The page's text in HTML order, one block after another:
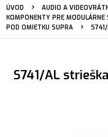
ÚVOD AUDIO A
KOMPONENTY PRE
POD OMIETKU SUPRA
S741/AL